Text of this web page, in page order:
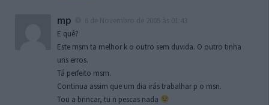
mp
E quê?
Este msm ta melhor k o outro sem duvida. O outro tinha
uns erros.
Tá perfeito msm.
Continua assim que um dia irás trabalhar p o msn.
Tou a brincar, tu n pescas nada